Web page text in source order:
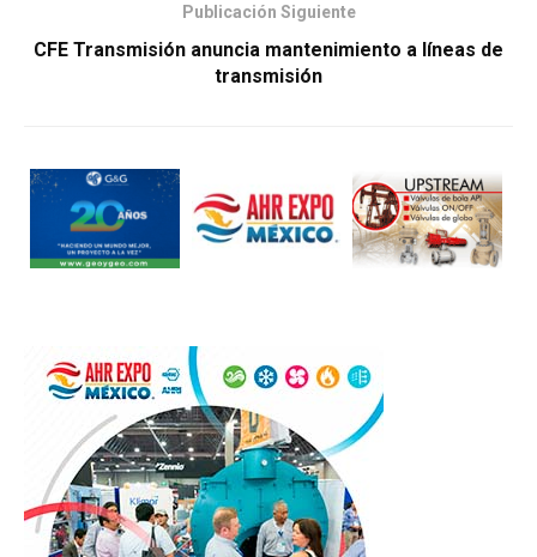
Publicación Siguiente
CFE Transmisión anuncia mantenimiento a líneas de
transmisión